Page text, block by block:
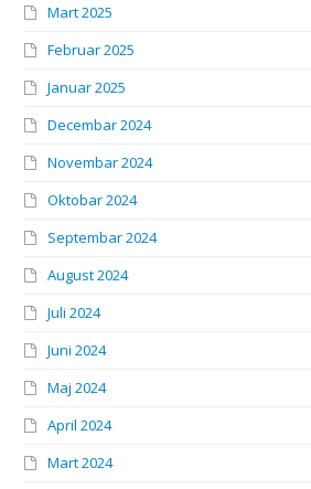
Mart 2025
Februar 2025
Januar 2025
Decembar 2024
Novembar 2024
Oktobar 2024
Septembar 2024
August 2024
Juli 2024
Juni 2024
Maj 2024
April 2024
Mart 2024